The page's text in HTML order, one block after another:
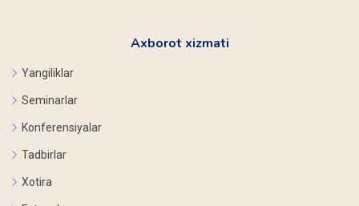
Axborot xizmati
Yangiliklar
Seminarlar
Konferensiyalar
Tadbirlar
Xotira